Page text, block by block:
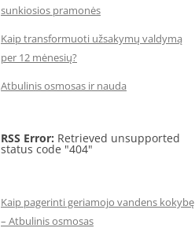
sunkiosios pramonės
Kaip transformuoti užsakymų valdymą
per 12 mėnesių?
Atbulinis osmosas ir nauda
RSS Error: Retrieved unsupported
status code "404"
Kaip pagerinti geriamojo vandens kokybę
– Atbulinis osmosas